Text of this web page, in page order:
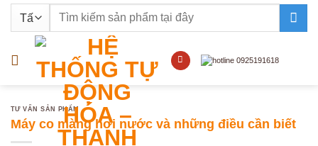
nội
Tìm
TƯ VẤN SẢN PHẨM
Máy co màng hơi nước và những điều cần biết